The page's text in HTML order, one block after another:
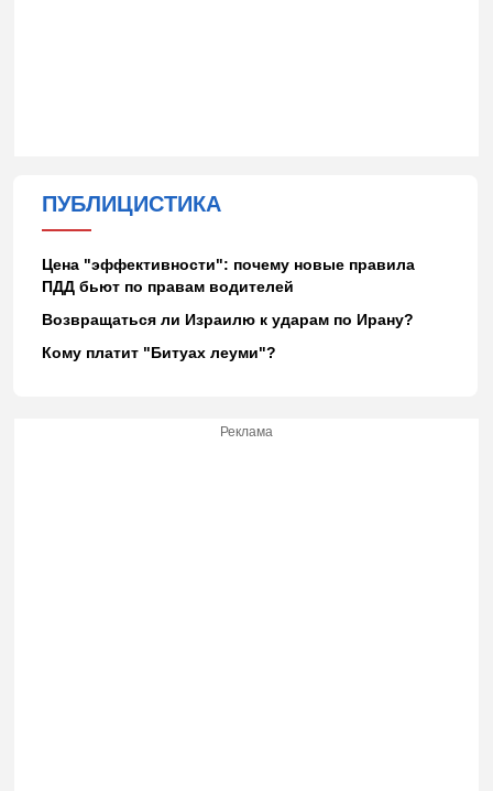
ПУБЛИЦИСТИКА
Цена "эффективности": почему новые правила
ПДД бьют по правам водителей
Возвращаться ли Израилю к ударам по Ирану?
Кому платит "Битуах леуми"?
Реклама